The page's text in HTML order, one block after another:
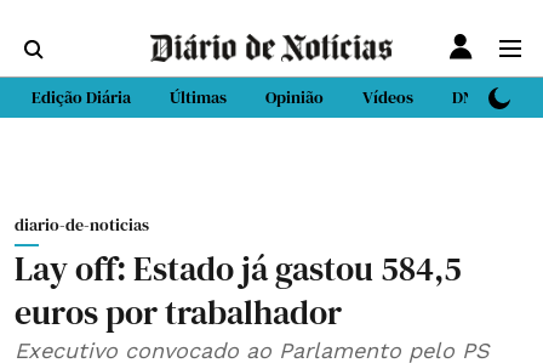
Edição Diária Últimas Opinião Vídeos DN Sport
diario-de-noticias
Lay off: Estado já gastou 584,5
euros por trabalhador
Executivo convocado ao Parlamento pelo PS